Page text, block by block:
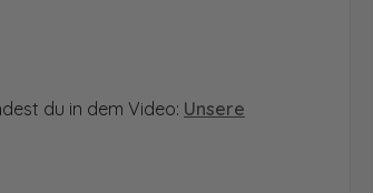
du in dem Video: Unsere